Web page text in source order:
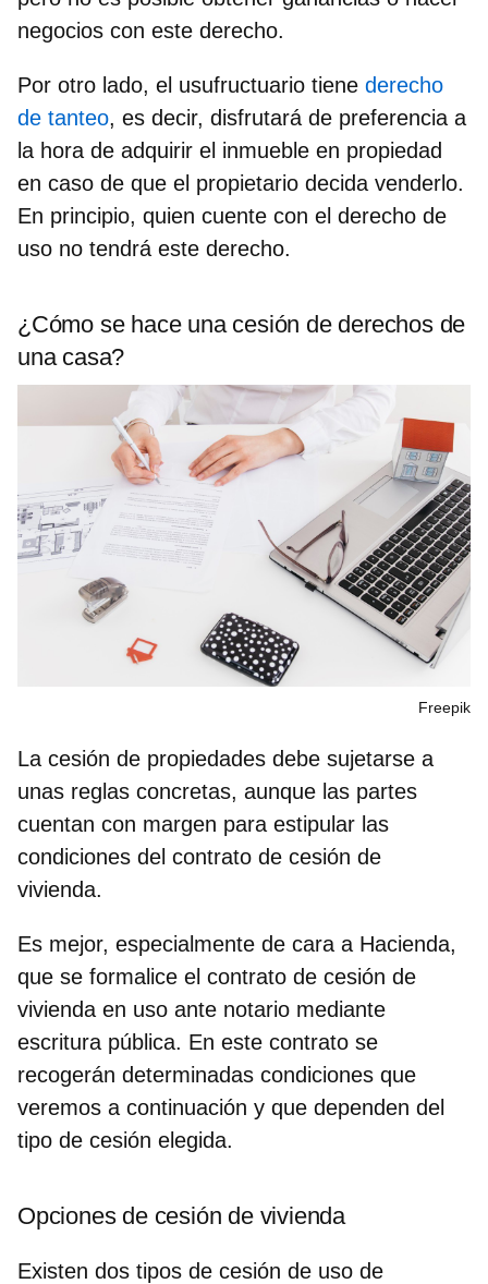
negocios con este derecho.
Por otro lado, el usufructuario tiene derecho
de tanteo, es decir, disfrutará de preferencia a
la hora de adquirir el inmueble en propiedad
en caso de que el propietario decida venderlo.
En principio, quien cuente con el derecho de
uso no tendrá este derecho.
¿Cómo se hace una cesión de derechos de
una casa?
Freepik
La cesión de propiedades debe sujetarse a
unas reglas concretas, aunque las partes
cuentan con margen para estipular las
condiciones del contrato de cesión de
vivienda.
Es mejor, especialmente de cara a Hacienda,
que se formalice el contrato de cesión de
vivienda en uso ante notario mediante
escritura pública. En este contrato se
recogerán determinadas condiciones que
veremos a continuación y que dependen del
tipo de cesión elegida.
Opciones de cesión de vivienda
Existen dos tipos de cesión de uso de